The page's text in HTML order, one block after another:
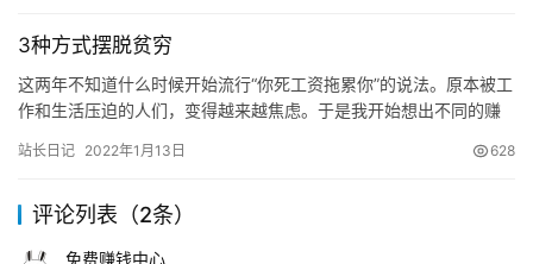
3种方式摆脱贫穷
这两年不知道什么时候开始流行“你死工资拖累你”的说法。原本被工
作和生活压迫的人们，变得越来越焦虑。于是我开始想出不同的赚
的…
站长日记 2022年1月13日 628
评论列表（2条）
免费赚钱中心